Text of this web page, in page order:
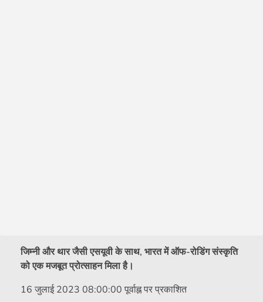
जिम्नी और थार जैसी एसयूवी के साथ, भारत में ऑफ-रोडिंग संस्कृति
को एक मजबूत प्रोत्साहन मिला है।
16 जुलाई 2023 08:00:00 पूर्वाह्न पर प्रकाशित